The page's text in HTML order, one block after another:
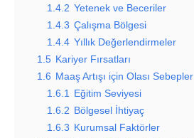
1.4.2 Yetenek ve Beceriler
1.4.3 Çalışma Bölgesi
1.4.4 Yıllık Değerlendirmeler
1.5 Kariyer Fırsatları
1.6 Maaş Artışı için Olası Sebepler
1.6.1
Eğitim Seviyesi
1.6.2 Bölgesel İhtiyaç
1.6.3 Kurumsal Faktörler